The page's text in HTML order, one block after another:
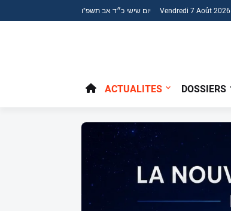
יום שישי כ״ד אב תשפ"ו Vendredi 7 Août 2026
ACTUALITES DOSSIERS